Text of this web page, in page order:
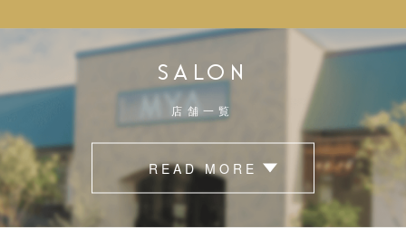
SALON
店舗一覧
READ MORE